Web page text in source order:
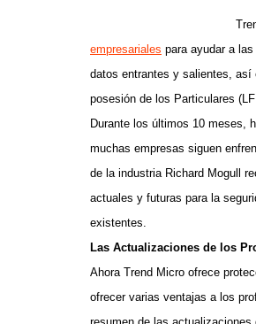
empresariales para ayudar a
datos entrantes y salientes, así
posesión de los Particulares
Durante los últimos 10 meses,
muchas empresas siguen
de la industria Richard Mogull
actuales y futuras para la
existentes.
Las Actualizaciones de los
Ahora Trend Micro ofrece
ofrecer varias ventajas a los